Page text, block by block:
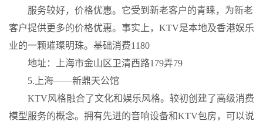
服务较好，价格优惠。它受到新老客户的青睐，为新老
客户提供更多的价格优惠。事实上，KTV是本地及香港娱乐
业的一颗璀璨明珠。基础消费1180
地址：上海市金山区卫清西路179弄79
5.上海——新鼎天公馆
KTV风格融合了文化和娱乐风格。较初创建了高级消费
模型服务的概念。拥有先进的音响设备和KTV包房，可以说